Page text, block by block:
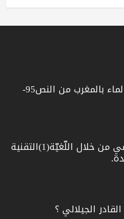
القانون المتعلق بالماء بالمغرب من النص95-
التربة وأنواع الأراضي من خلال اللّغيّة(1)التقنية
الجيلالي ؟